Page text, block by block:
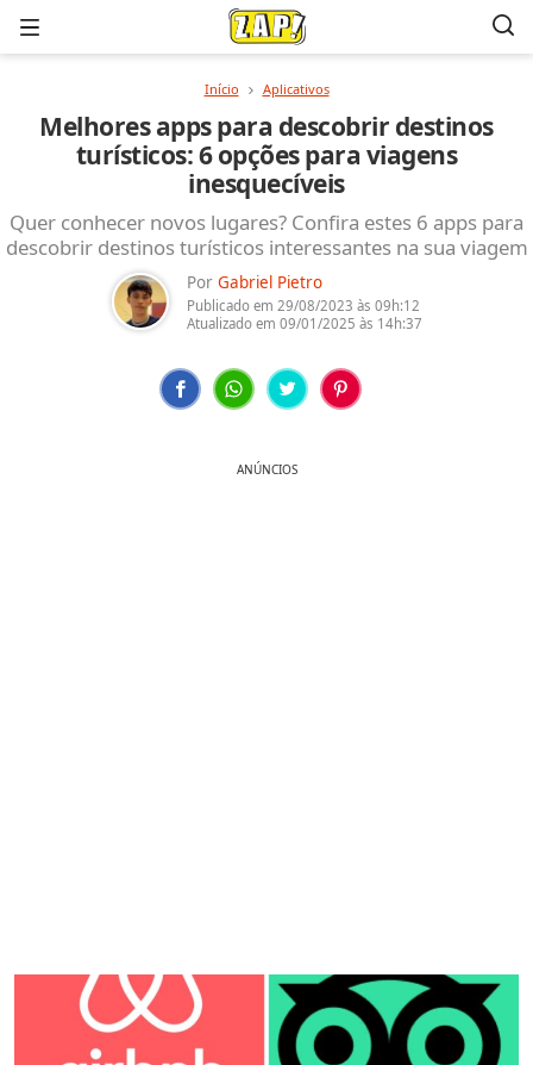
Menu
Início Aplicativos
Melhores apps para descobrir destinos
turísticos: 6 opções para viagens
inesquecíveis
Quer conhecer novos lugares? Confira estes 6 apps para
descobrir destinos turísticos interessantes na sua viagem
Por Gabriel Pietro
Publicado em 29/08/2023 às 09h:12
Atualizado em 09/01/2025 às 14h:37
ANÚNCIOS